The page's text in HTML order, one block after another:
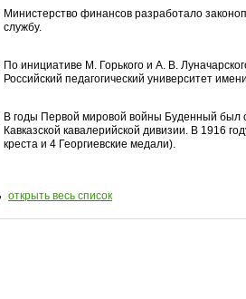
Министерство финансов разработало
службу.
По инициативе М. Горького и А. В.
Рос­сийский педагогический университет
В годы Первой мировой войны Буденный был
Кавказской кавалерийской дивизии. В 1916
креста и 4 Георгиев­ские медали).
открыть весь список